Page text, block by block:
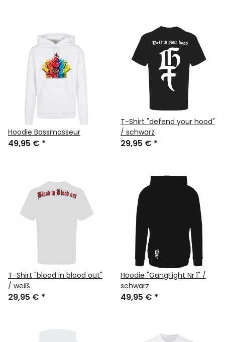
Hoodie Bassmasseur
49,95 € *
T-Shirt "defend your hood"
/ schwarz
29,95 € *
T-Shirt "blood in blood out"
/ weiß
29,95 € *
Hoodie "GangFight Nr.1" /
schwarz
49,95 € *